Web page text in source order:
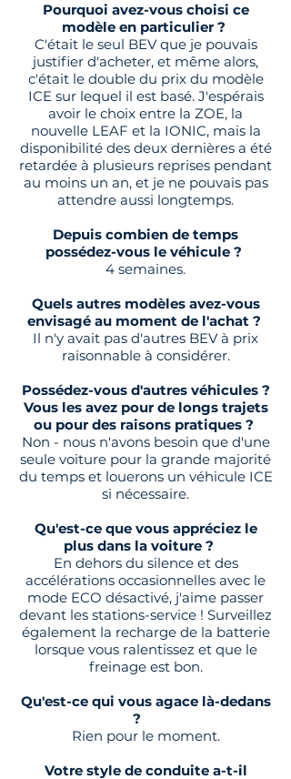
Pourquoi avez-vous choisi ce
modèle en particulier ?
C'était le seul BEV que je pouvais
justifier d'acheter, et même alors,
c'était le double du prix du modèle
ICE sur lequel il est basé. J'espérais
avoir le choix entre la ZOE, la
nouvelle LEAF et la IONIC, mais la
disponibilité des deux dernières a été
retardée à plusieurs reprises pendant
au moins un an, et je ne pouvais pas
attendre aussi longtemps.
Depuis combien de temps
possédez-vous le véhicule ?
4 semaines.
Quels autres modèles avez-vous
envisagé au moment de l'achat ?
Il n'y avait pas d'autres BEV à prix
raisonnable à considérer.
Possédez-vous d'autres véhicules ?
Vous les avez pour de longs trajets
ou pour des raisons pratiques ?
Non - nous n'avons besoin que d'une
seule voiture pour la grande majorité
du temps et louerons un véhicule ICE
si nécessaire.
Qu'est-ce que vous appréciez le
plus dans la voiture ?
En dehors du silence et des
accélérations occasionnelles avec le
mode ECO désactivé, j'aime passer
devant les stations-service ! Surveillez
également la recharge de la batterie
lorsque vous ralentissez et que le
freinage est bon.
Qu'est-ce qui vous agace là-dedans
?
Rien pour le moment.
Votre style de conduite a-t-il